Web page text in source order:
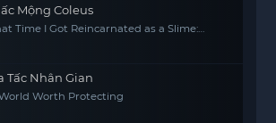
Mộng Coleus
Time I Got Reincarnated as a Slime:
Tấc Nhân Gian
Worth Protecting